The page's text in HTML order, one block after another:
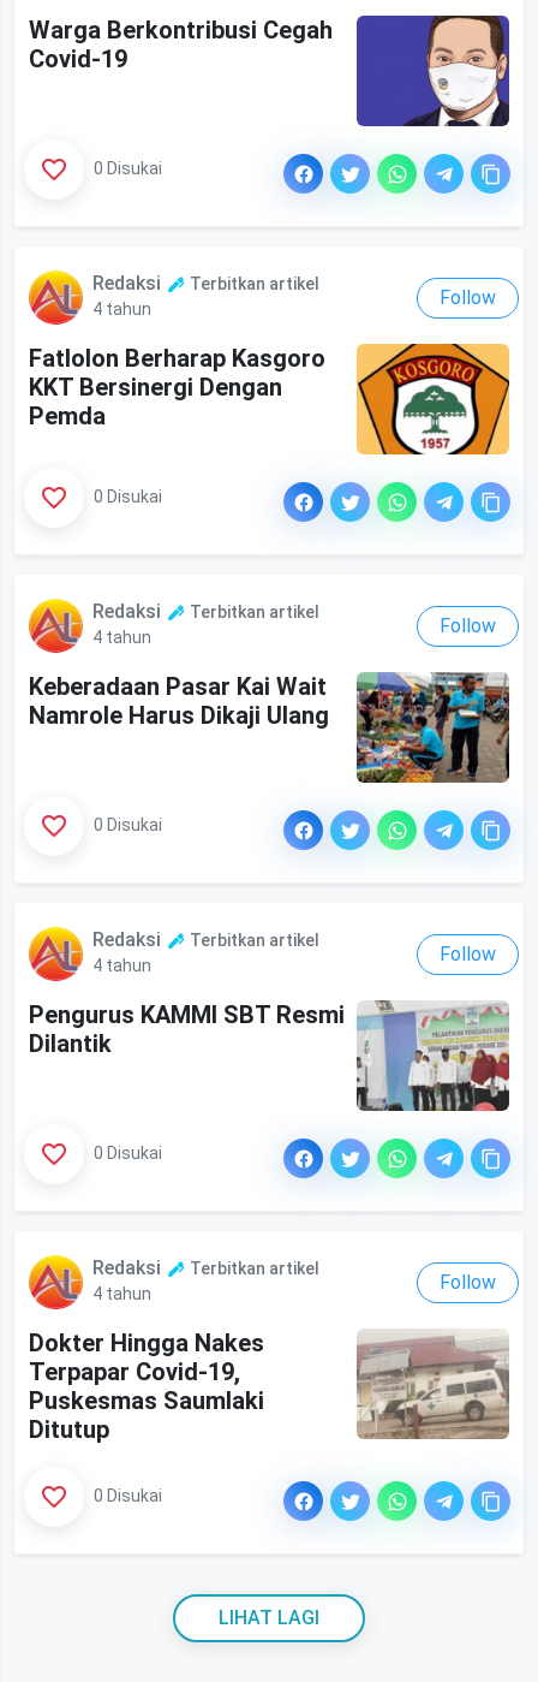
Warga Berkontribusi Cegah
Covid-19
0 Disukai
Redaksi
Terbitkan artikel
4 tahun
Follow
Fatlolon Berharap Kasgoro
KKT Bersinergi Dengan
Pemda
0 Disukai
Redaksi
Terbitkan artikel
4 tahun
Follow
Keberadaan Pasar Kai Wait
Namrole Harus Dikaji Ulang
0 Disukai
Redaksi
Terbitkan artikel
4 tahun
Follow
Pengurus KAMMI SBT Resmi
Dilantik
0 Disukai
Redaksi
Terbitkan artikel
4 tahun
Follow
Dokter Hingga Nakes
Terpapar Covid-19,
Puskesmas Saumlaki
Ditutup
0 Disukai
LIHAT LAGI